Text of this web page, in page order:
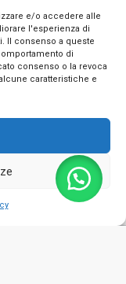
e/o accedere alle
l'esperienza di
Il consenso a queste
di
consenso o la revoca
caratteristiche e